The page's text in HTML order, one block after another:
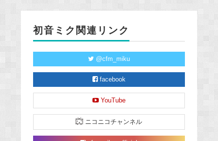
初音ミク関連リンク
@cfm_miku
facebook
YouTube
ニコニコチャンネル